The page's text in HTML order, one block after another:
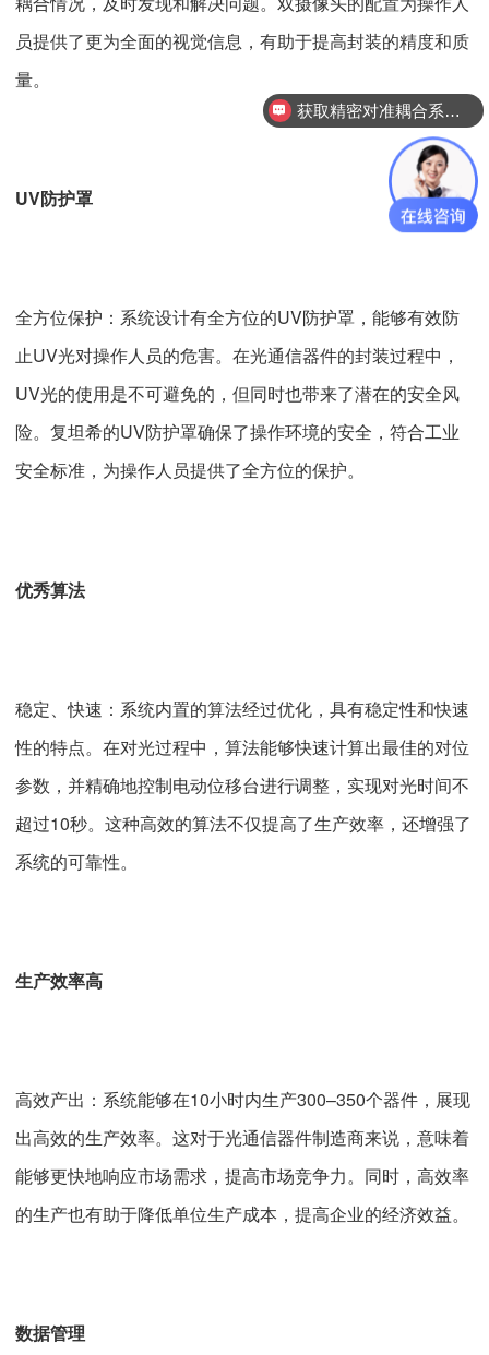
员提供了更为全面的视觉信息，有助于提高封装的精度和质
量。
UV防护罩
全方位保护：系统设计有全方位的UV防护罩，能够有效防
止UV光对操作人员的危害。在光通信器件的封装过程中，
UV光的使用是不可避免的，但同时也带来了潜在的安全风
险。复坦希的UV防护罩确保了操作环境的安全，符合工业
安全标准，为操作人员提供了全方位的保护。
优秀算法
稳定、快速：系统内置的算法经过优化，具有稳定性和快速
性的特点。在对光过程中，算法能够快速计算出最佳的对位
参数，并精确地控制电动位移台进行调整，实现对光时间不
超过10秒。这种高效的算法不仅提高了生产效率，还增强了
系统的可靠性。
生产效率高
高效产出：系统能够在10小时内生产300–350个器件，展现
出高效的生产效率。这对于光通信器件制造商来说，意味着
能够更快地响应市场需求，提高市场竞争力。同时，高效率
的生产也有助于降低单位生产成本，提高企业的经济效益。
数据管理
获取精密对准耦合系统技术方案